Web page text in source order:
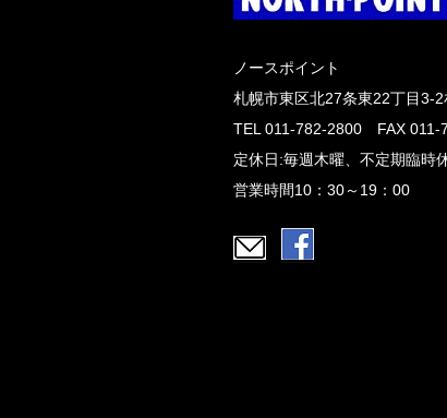
ノースポイント
札幌市東区北27条東22丁目3-
TEL 011-782-2800 FAX 011-
定休日:毎週木曜、不定期臨時
営業時間10：30～19：00